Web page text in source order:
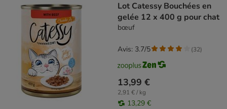
Lot Catessy Bouchées en
gelée 12 x 400 g pour chat
bœuf
13,99 €
2,91 € / kg
13,29 €
Avis: 3.7/5 (32)